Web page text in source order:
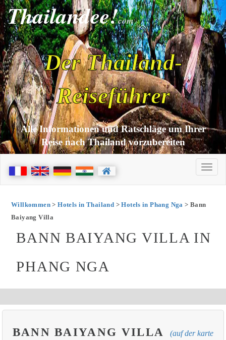
Thailandee!com
Der Thailand-
Reiseführer
Alle Informationen und Ratschläge um Ihrer
Reise nach Thailand vorzubereiten
Willkommen>Hotels in Thailand >Hotels in Phang Nga > Bann
Baiyang Villa
BANN BAIYANG VILLA IN
PHANG NGA
BANN BAIYANG VILLA (auf der karte